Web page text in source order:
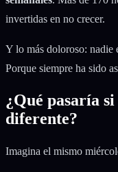
invertidas en no crecer.
Y lo más doloroso: nadie
Porque siempre ha sido
¿Qué pasaría
diferente?
Imagina el mismo